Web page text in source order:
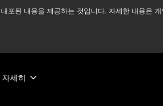
된 내용을 제공하는 것입니다. 자세한 내용은
영되고 있습니다. 더 읽어보기 →
자세히